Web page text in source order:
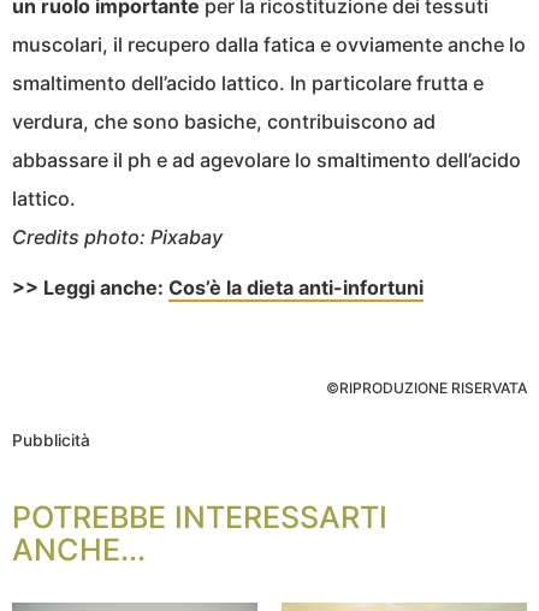
un ruolo importante per la ricostituzione dei tessuti
muscolari, il recupero dalla fatica e ovviamente anche lo
smaltimento dell’acido lattico. In particolare frutta e
verdura, che sono basiche, contribuiscono ad
abbassare il ph e ad agevolare lo smaltimento dell’acido
lattico.
Credits photo: Pixabay
>> Leggi anche: Cos’è la dieta anti-infortuni
©RIPRODUZIONE RISERVATA
Pubblicità
POTREBBE INTERESSARTI
ANCHE...